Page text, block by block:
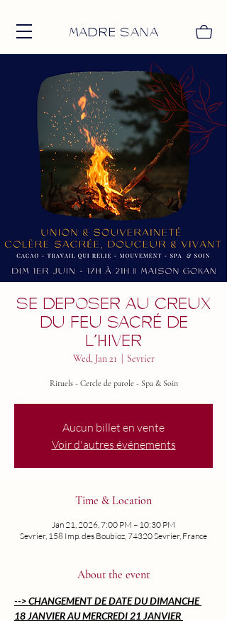
MADRE SANA
SE DEPOSER AU CREUX
DU FEU SACRÉ DE
L’HIVER
Wed, Jan 21 Sevrier
Rituels - Cercle de parole - Spa & Soin
Aucun billet en vente
Voir d'autres événements
Time & Location
Jan 21, 2026, 7:00 PM – 10:30 PM
Sevrier, 158 Imp. des Boubioz, 74320 Sevrier, France
About the event
--> CHANGEMENT DE DATE DU DIMANCHE
18 JANVIER AU MERCREDI 21 JANVIER